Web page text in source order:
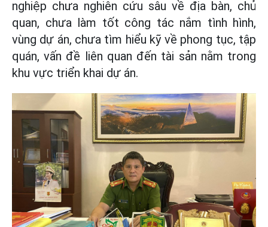
nghiệp chưa nghiên cứu sâu về địa bàn, chủ
quan, chưa làm tốt công tác nắm tình hình,
vùng dự án, chưa tìm hiểu kỹ về phong tục, tập
quán, vấn đề liên quan đến tài sản nằm trong
khu vực triển khai dự án.